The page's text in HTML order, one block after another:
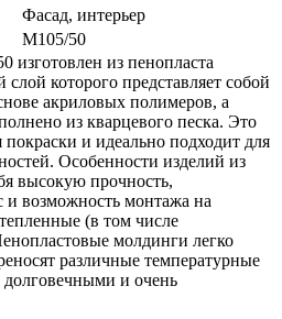
Фасад, интерьер
М105/50
из пенопласта
которого представляет собой
акриловых полимеров, а
из кварцевого песка. Это
покраски и идеально подходит для
Особенности изделий из
высокую прочность,
и возможность монтажа на
(в том числе
молдинги легко
различные температурные
долговечными и очень